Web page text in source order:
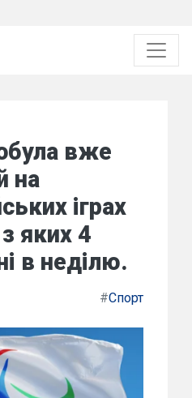
вже
на
іграх
яких 4
в неділю.
#Спорт